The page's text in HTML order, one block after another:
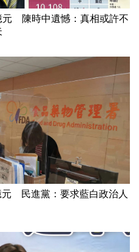
元 陳時中遺憾：真相或許不
民進黨：要求藍白政治人